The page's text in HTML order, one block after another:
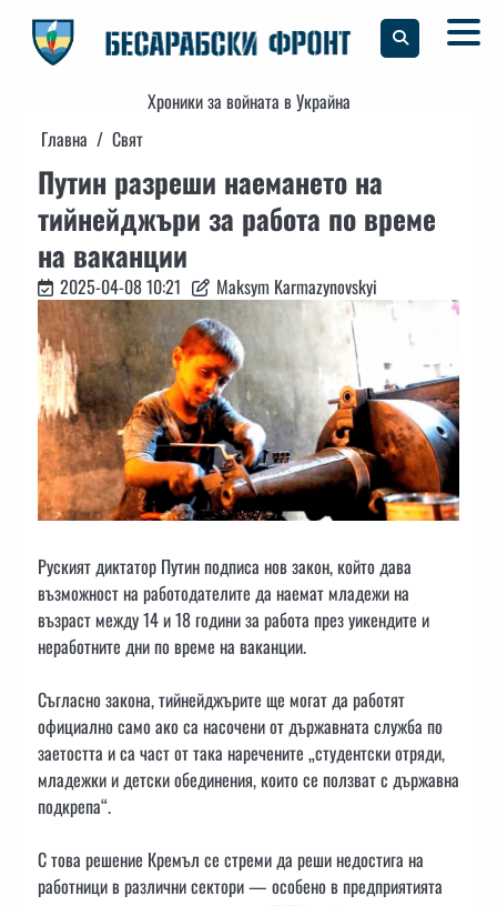
content
Хроники за войната в Украйна
Главна
Свят
Путин разреши наемането на
тийнейджъри за работа по време
на ваканции
2025-04-08 10:21 Maksym Karmazynovskyi
Руският диктатор Путин подписа нов закон, който дава
възможност на работодателите да наемат младежи на
възраст между 14 и 18 години за работа през уикендите и
неработните дни по време на ваканции.
Съгласно закона, тийнейджърите ще могат да работят
официално само ако са насочени от държавната служба по
заетостта и са част от така наречените „студентски отряди,
младежки и детски обединения, които се ползват с държавна
подкрепа“.
С това решение Кремъл се стреми да реши недостига на
работници в различни сектори — особено в предприятията